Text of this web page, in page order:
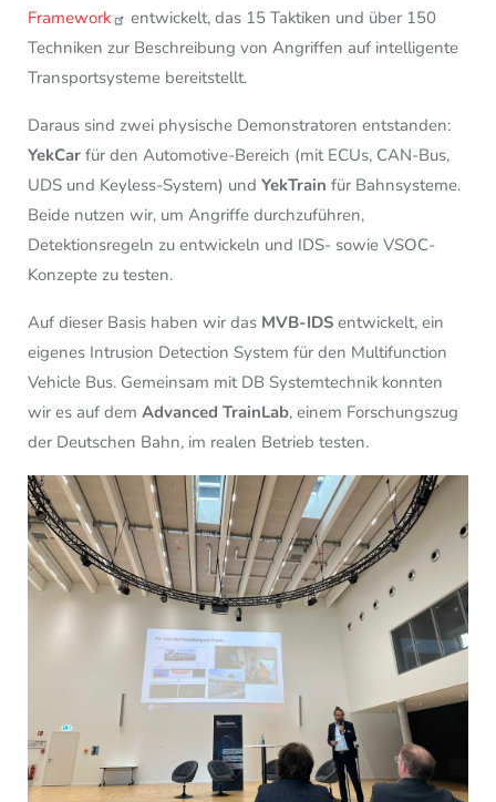
Framework
entwickelt, das 15 Taktiken und über 150
Techniken zur Beschreibung von Angriffen auf intelligente
Transportsysteme bereitstellt.
Daraus sind zwei physische Demonstratoren entstanden:
YekCar für den Automotive-Bereich (mit ECUs, CAN-Bus,
UDS und Keyless-System) und YekTrain für Bahnsysteme.
Beide nutzen wir, um Angriffe durchzuführen,
Detektionsregeln zu entwickeln und IDS- sowie VSOC-
Konzepte zu testen.
Auf dieser Basis haben wir das MVB-IDS entwickelt, ein
eigenes Intrusion Detection System für den Multifunction
Vehicle Bus. Gemeinsam mit DB Systemtechnik konnten
wir es auf dem Advanced TrainLab, einem Forschungszug
der Deutschen Bahn, im realen Betrieb testen.